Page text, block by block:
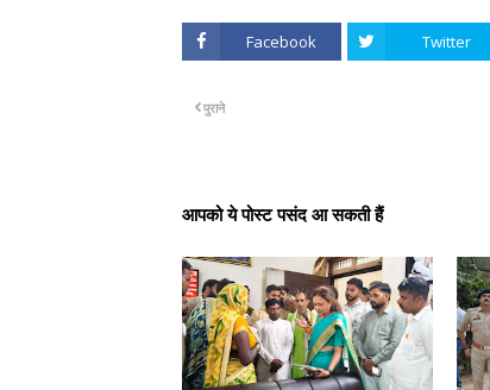
Facebook Twitter
पुराने
आपको ये पोस्ट पसंद आ सकती हैं